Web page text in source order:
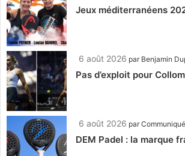
Jeux méditerranéens
6 août 2026 par Benjamin
Pas d’exploit pour
6 août 2026 par
DEM Padel : la marque